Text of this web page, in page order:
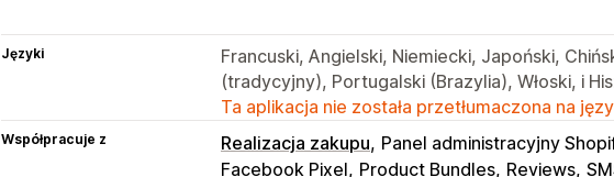
Języki
Francuski, Angielski, Niemiecki, Japoński,
(tradycyjny), Portugalski (Brazylia), Włoski, i
Ta aplikacja nie została przetłumaczona na
Współpracuje z Realizacja zakupu Panel administracyjny
Facebook Pixel Product Bundles Reviews